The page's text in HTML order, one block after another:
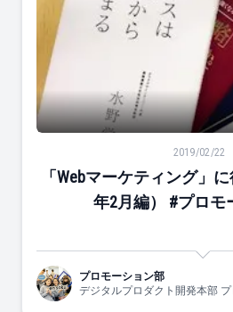
「Webマーケティング」に役
2019/02/22
「Webマーケティング」
年2月編） #プロモ
プロモーション部
デジタルプロダクト開発本部